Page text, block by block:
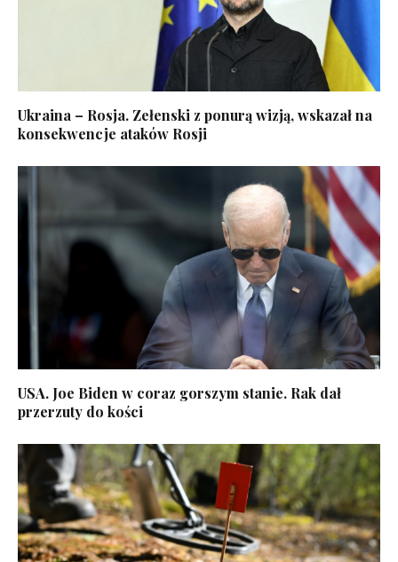
Ukraina – Rosja. Zełenski z ponurą wizją, wskazał na
konsekwencje ataków Rosji
USA. Joe Biden w coraz gorszym stanie. Rak dał
przerzuty do kości